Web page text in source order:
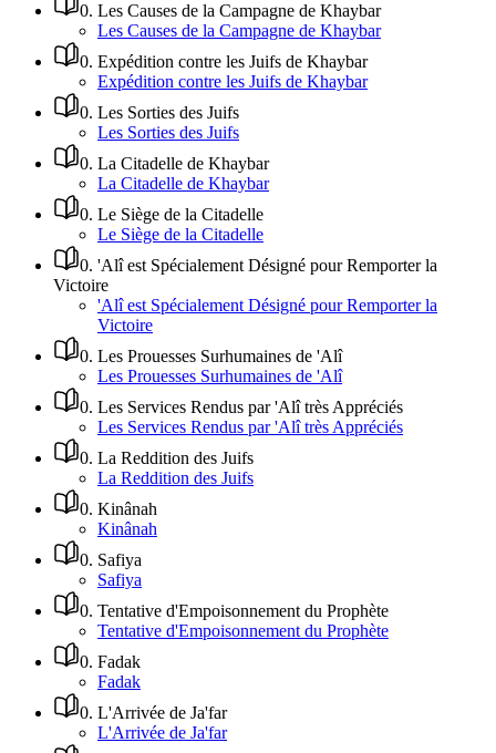
0. Les Causes de la Campagne de Khaybar
Les Causes de la Campagne de Khaybar
0. Expédition contre les Juifs de Khaybar
Expédition contre les Juifs de Khaybar
0. Les Sorties des Juifs
Les Sorties des Juifs
0. La Citadelle de Khaybar
La Citadelle de Khaybar
0. Le Siège de la Citadelle
Le Siège de la Citadelle
0. 'Alî est Spécialement Désigné pour Remporter la
Victoire
'Alî est Spécialement Désigné pour Remporter la
Victoire
0. Les Prouesses Surhumaines de 'Alî
Les Prouesses Surhumaines de 'Alî
0. Les Services Rendus par 'Alî très Appréciés
Les Services Rendus par 'Alî très Appréciés
0. La Reddition des Juifs
La Reddition des Juifs
0. Kinânah
Kinânah
0. Safiya
Safiya
0. Tentative d'Empoisonnement du Prophète
Tentative d'Empoisonnement du Prophète
0. Fadak
Fadak
0. L'Arrivée de Ja'far
L'Arrivée de Ja'far